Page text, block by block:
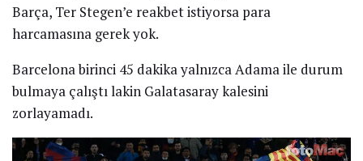
Barça, Ter Stegen’e reakbet istiyorsa para
harcamasına gerek yok.
Barcelona birinci 45 dakika yalnızca Adama ile durum
bulmaya çalıştı lakin Galatasaray kalesini
zorlayamadı.